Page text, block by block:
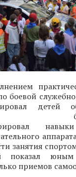
боевой
детей
занятия
показал юным
приемов